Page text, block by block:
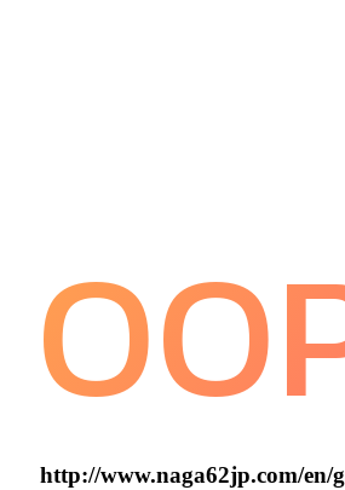
http://www.naga62jp.com/en/